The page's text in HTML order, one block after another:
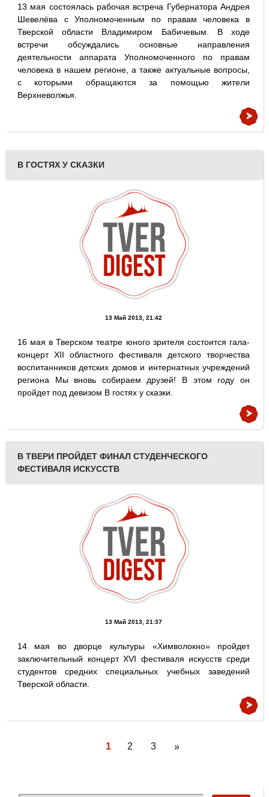
13 мая состоялась рабочая встреча Губернатора Андрея
Шевелёва с Уполномоченным по правам человека в
Тверской области Владимиром Бабичевым. В ходе
встречи обсуждались основные направления
деятельности аппарата Уполномоченного по правам
человека в нашем регионе, а также актуальные вопросы,
с которыми обращаются за помощью жители
Верхневолжья.
В ГОСТЯХ У СКАЗКИ
13 Май 2013, 21:42
16 мая в Тверском театре юного зрителя состоится гала-
концерт XII областного фестиваля детского творчества
воспитанников детских домов и интернатных учреждений
региона Мы вновь собираем друзей! В этом году он
пройдет под девизом В гостях у сказки.
В ТВЕРИ ПРОЙДЕТ ФИНАЛ СТУДЕНЧЕСКОГО
ФЕСТИВАЛЯ ИСКУССТВ
13 Май 2013, 21:37
14 мая во дворце культуры «Химволокно» пройдет
заключительный концерт XVI фестиваля искусств среди
студентов средних специальных учебных заведений
Тверской области.
1 2 3 »